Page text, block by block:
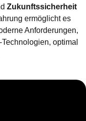
Zukunftssicherheit
ermöglicht es
Anforderungen,
optimal